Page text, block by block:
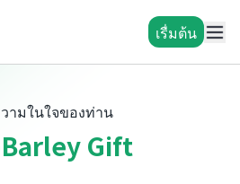
เรื่มต้น
ามในใจของท่าน
Gift